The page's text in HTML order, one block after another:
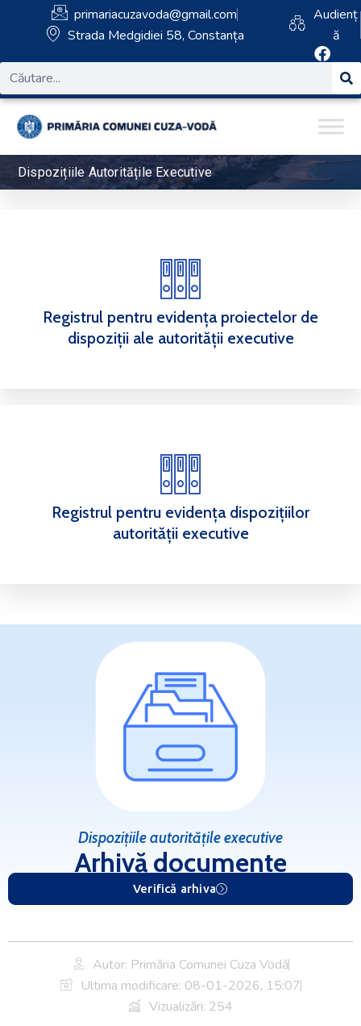
primariacuzavoda@gmail.com
Strada Medgidiei 58, Constanța
Audienț
ă
Dispozițiile Autoritățile Executive
Registrul pentru evidența proiectelor de
dispoziții ale autorității executive
Registrul pentru evidența dispozițiilor
autorității executive
Dispozițiile autoritățile executive
Arhivă documente
Verifică arhiva
Autor: Primăria Comunei Cuza Vodă
Ultima modificare: 08-01-2026, 15:07
Vizualizări: 254